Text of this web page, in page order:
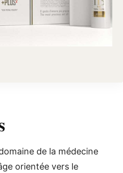
de la médecine
orientée vers le